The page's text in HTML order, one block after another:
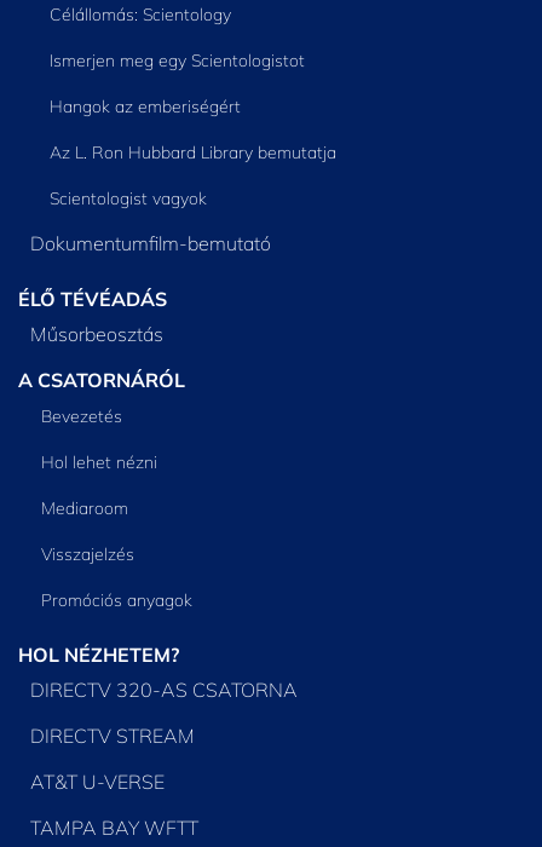
Célállomás: Scientology
Ismerjen meg egy Scientologistot
Hangok az emberiségért
Az L. Ron Hubbard Library bemutatja
Scientologist vagyok
Dokumentumfilm-bemutató
ÉLŐ TÉVÉADÁS
Műsorbeosztás
A CSATORNÁRÓL
Bevezetés
Hol lehet nézni
Mediaroom
Visszajelzés
Promóciós anyagok
HOL NÉZHETEM?
DIRECTV 320-AS CSATORNA
DIRECTV STREAM
AT&T U-VERSE
TAMPA BAY WFTT